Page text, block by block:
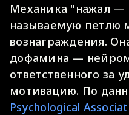
Механика "нажал —
называемую петлю
вознаграждения.
дофамина —
ответственного за
мотивацию. По
Psychological